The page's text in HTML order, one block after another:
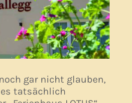
gar nicht glauben,
tatsächlich